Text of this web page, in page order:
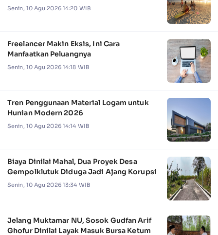
Senin, 10 Agu 2026 14:20 WIB
Freelancer Makin Eksis, Ini Cara
Manfaatkan Peluangnya
Senin, 10 Agu 2026 14:18 WIB
Tren Penggunaan Material Logam untuk
Hunian Modern 2026
Senin, 10 Agu 2026 14:14 WIB
Biaya Dinilai Mahal, Dua Proyek Desa
Gempolklutuk Diduga Jadi Ajang Korupsi
Senin, 10 Agu 2026 13:34 WIB
Jelang Muktamar NU, Sosok Gudfan Arif
Ghofur Dinilai Layak Masuk Bursa Ketum